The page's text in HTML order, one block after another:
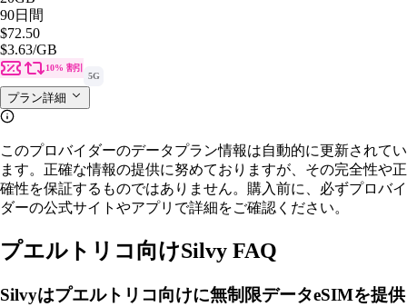
90日間
$72.50
$3.63/GB
10% 割引
5G
プラン詳細
このプロバイダーのデータプラン情報は自動的に更新されてい
ます。正確な情報の提供に努めておりますが、その完全性や正
確性を保証するものではありません。購入前に、必ずプロバイ
ダーの公式サイトやアプリで詳細をご確認ください。
プエルトリコ向けSilvy FAQ
Silvyはプエルトリコ向けに無制限データeSIMを提供